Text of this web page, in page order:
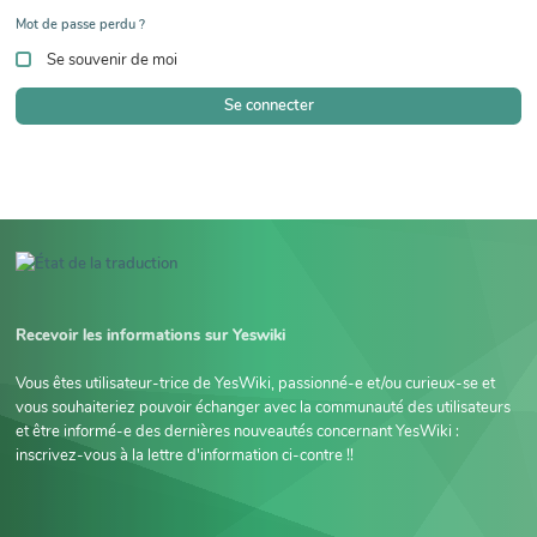
Mot de passe perdu ?
Se souvenir de moi
Se connecter
Recevoir les informations sur Yeswiki
Vous êtes utilisateur-trice de YesWiki, passionné-e et/ou curieux-se et
vous souhaiteriez pouvoir échanger avec la communauté des utilisateurs
et être informé-e des dernières nouveautés concernant YesWiki :
inscrivez-vous à la lettre d'information ci-contre !!